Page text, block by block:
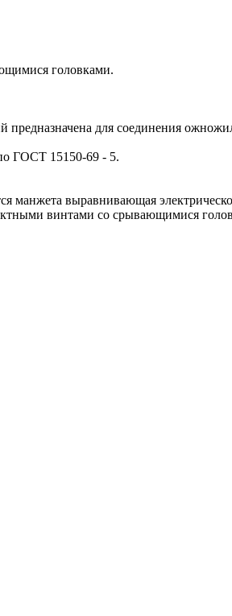
головками.
для соединения
ГОСТ 15150-69 - 5.
манжета выравнивающая
винтами со срывающимися